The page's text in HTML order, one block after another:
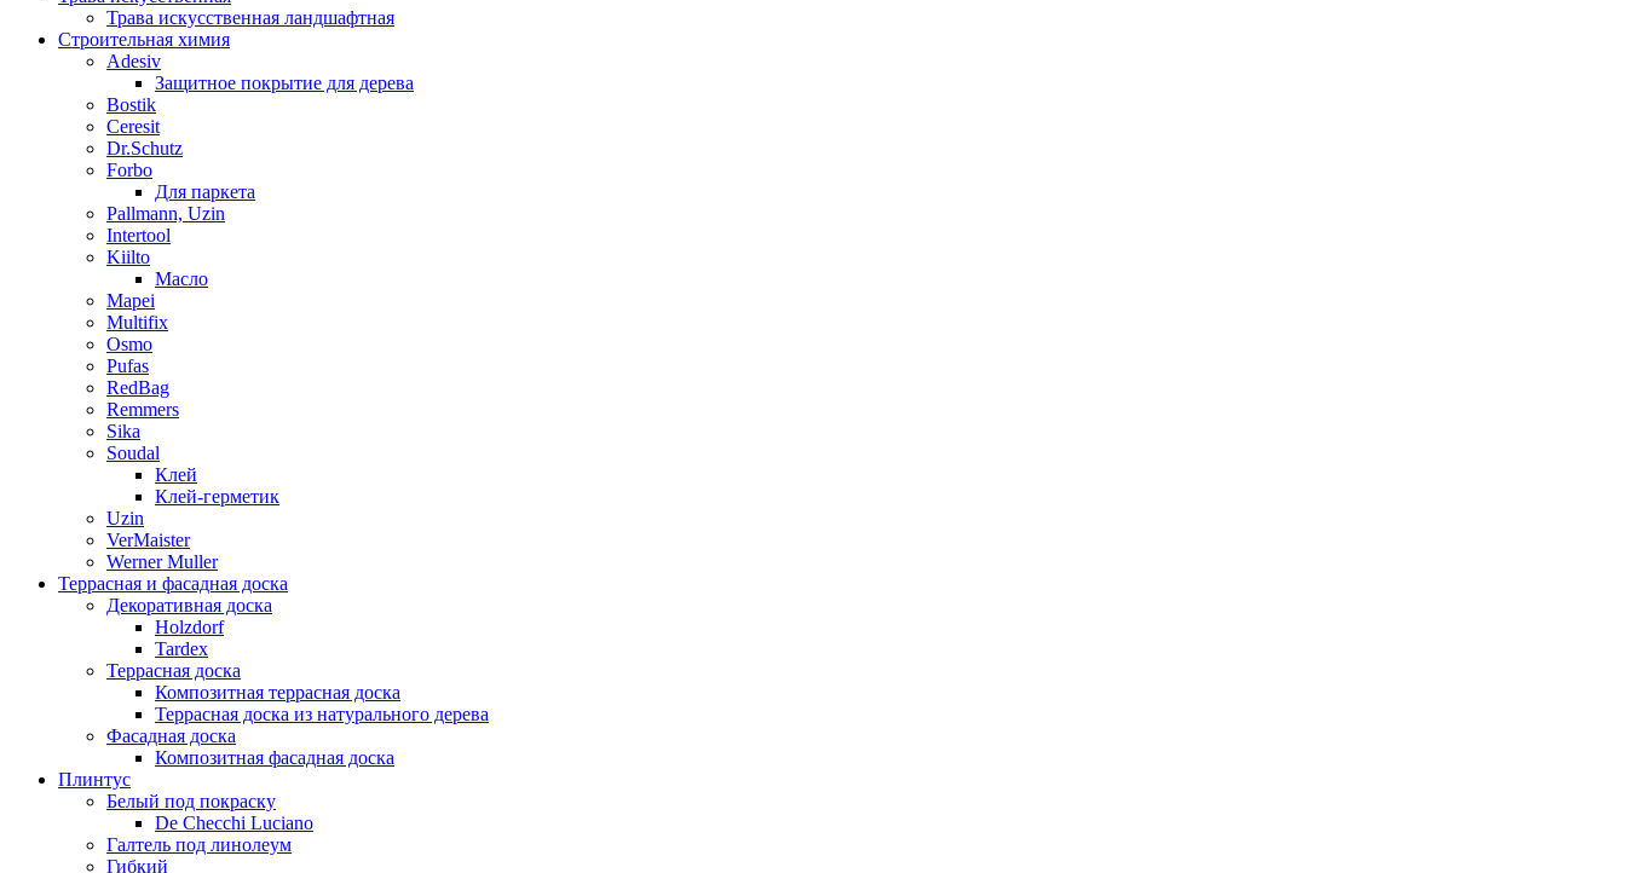
Трава искусственная ландшафтная
Строительная химия
Adesiv
Защитное покрытие для дерева
Bostik
Ceresit
Dr.Schutz
Forbo
Для паркета
Pallmann, Uzin
Intertool
Kiilto
Масло
Mapei
Multifix
Osmo
Pufas
RedBag
Remmers
Sika
Soudal
Клей
Клей-герметик
Uzin
VerMaister
Werner Muller
Террасная и фасадная доска
Декоративная доска
Holzdorf
Tardex
Террасная доска
Композитная террасная доска
Террасная доска из натурального дерева
Фасадная доска
Композитная фасадная доска
Плинтус
Белый под покраску
De Checchi Luciano
Галтель под линолеум
Гибкий